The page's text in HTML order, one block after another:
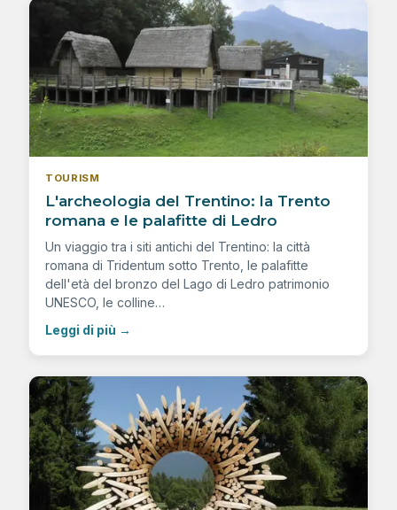
TOURISM
L'archeologia del Trentino: la Trento
romana e le palafitte di Ledro
Un viaggio tra i siti antichi del Trentino: la città
romana di Tridentum sotto Trento, le palafitte
dell'età del bronzo del Lago di Ledro patrimonio
UNESCO, le colline…
Leggi di più →